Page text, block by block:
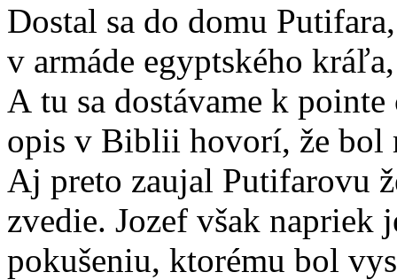
Dostal sa do domu
v armáde egyptského
A tu sa dostávame k
opis v Biblii hovorí, že
Aj preto zaujal Putifarovu
zvedie. Jozef však napriek
pokušeniu, ktorému bol